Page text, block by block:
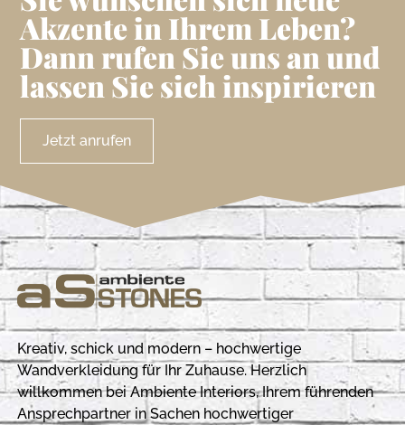
Akzente in Ihrem Leben?
Dann rufen Sie uns an und
lassen Sie sich inspirieren
Jetzt anrufen
Kreativ, schick und modern – hochwertige
Wandverkleidung für Ihr Zuhause. Herzlich
willkommen bei Ambiente Interiors, Ihrem führenden
Ansprechpartner in Sachen hochwertiger